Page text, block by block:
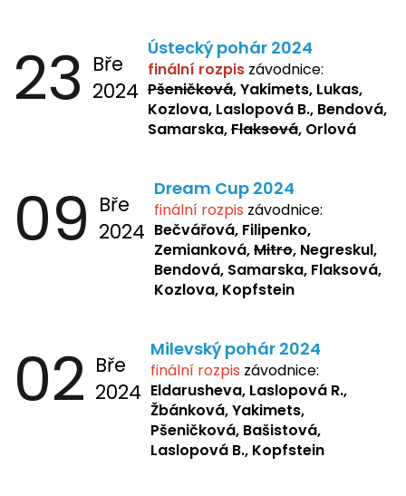
23 Bře
2024
Ústecký pohár 2024
finální rozpis závodnice:
Pšeničková, Yakimets, Lukas,
Kozlova, Laslopová B., Bendová,
Samarska,Flaksová, Orlová
09 Bře
2024
Dream Cup 2024
finální rozpis závodnice:
Bečvářová, Filipenko,
Zemianková,Mitro, Negreskul,
Bendová, Samarska, Flaksová,
Kozlova, Kopfstein
02 Bře
2024
Milevský pohár 2024
finální rozpis závodnice:
Eldarusheva, Laslopová R.,
Žbánková, Yakimets,
Pšeničková, Bašistová,
Laslopová B., Kopfstein